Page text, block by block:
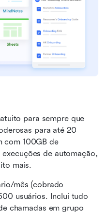
para sempre que
para até 20
com 100GB de
de automação,
mais.
mês (cobrado
usuários. Inclui tudo
chamadas em grupo